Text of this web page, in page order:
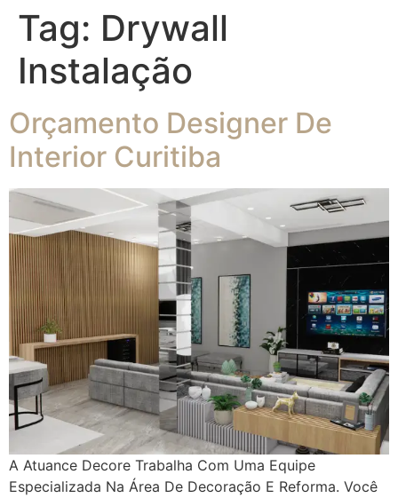
Tag: Drywall
Instalação
Orçamento Designer De
Interior Curitiba
A Atuance Decore Trabalha Com Uma Equipe
Especializada Na Área De Decoração E Reforma. Você